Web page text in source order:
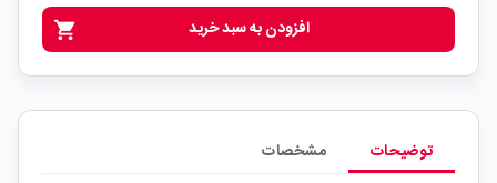
shopping_cart افزودن به سبد خرید
توضیحات
مشخصات